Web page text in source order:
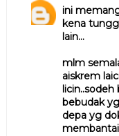
ini
kena
lain...
mlm
aiskrem
bebudak
depa yg